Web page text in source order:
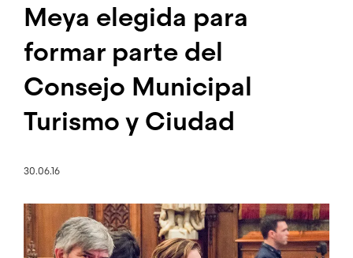
Meya elegida para
formar parte del
Consejo Municipal
Turismo y Ciudad
30.06.16
Imagen